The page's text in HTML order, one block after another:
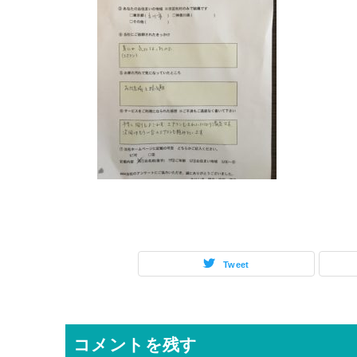
Tweet
コメントを残す